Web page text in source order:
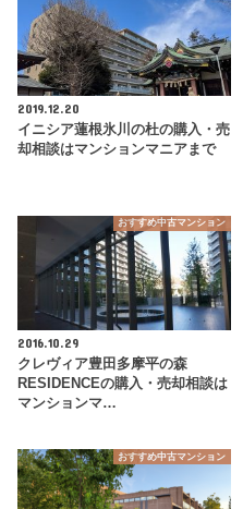
2019.12.20
イニシア蓮根氷川の杜の購入・売
却相談はマンションマニアまで
おすすめ中古マンション
2016.10.29
クレヴィア豊田多摩平の森
RESIDENCEの購入・売却相談は
マンションマ…
おすすめ中古マンション